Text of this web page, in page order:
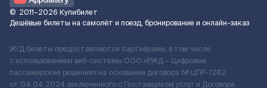
© 2011–2026 Купибилет
Дешёвые билеты на самолёт и поезд, бронирование и онлайн-заказ
Ж/Д билеты предоставляются партнёрами, в том числе
с использованием веб-системы ООО «РЖД – Цифровые
пассажирские решения» на основании договора № ЦПР-1282
от 04.04.2024 заключенного с Поставщиком услуг и Договора